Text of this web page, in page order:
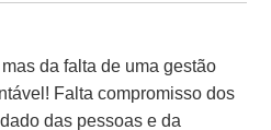
da falta de uma gestão
Falta compromisso dos
das pessoas e da